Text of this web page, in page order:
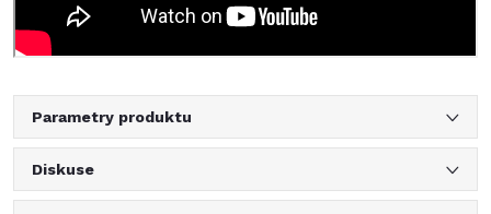
Parametry produktu
Diskuse